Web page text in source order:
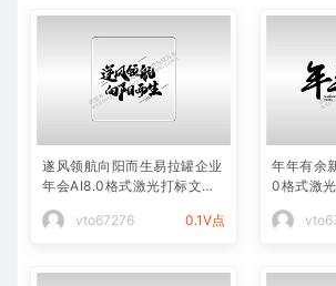
遂风领航向阳而生易拉罐企业
年会AI8.0格式激光打标文件
通用矢量图
vto67276
0.1V点
年年有余
0格式激
图